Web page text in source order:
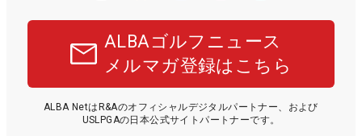
ALBAゴルフニュース
メルマガ登録はこちら
ALBA NetはR&Aのオフィシャルデジタルパートナー、および
USLPGAの日本公式サイトパートナーです。